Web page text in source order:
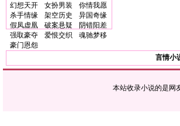
幻想天开
女扮男装
你情我愿
杀手情缘
架空历史
异国奇缘
假凤虚凰
破案悬疑
阴错阳差
强取豪夺
爱恨交织
魂驰梦移
豪门恩怨
言情小
本站收录小说的是网